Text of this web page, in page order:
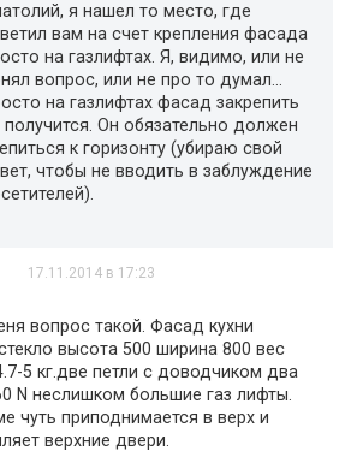
я нашел то место, где
вам на счет крепления фасада
на газлифтах. Я, видимо, или не
вопрос, или не про то думал…
на газлифтах фасад закрепить
получится. Он обязательно должен
к горизонту (убираю свой
чтобы не вводить в заблуждение
17.11.2014 в 17:23
вопрос такой. Фасад кухни
высота 500 ширина 800 вес
5 кг.две петли с доводчиком два
N неслишком большие газ лифты.
чуть приподнимается в верх и
верхние двери.